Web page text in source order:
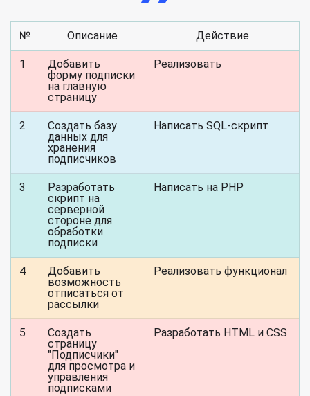
№ Описание Действие
1
Добавить
форму подписки
на главную
страницу
Реализовать
2
Создать базу
данных для
хранения
подписчиков
Написать SQL-скрипт
3
Разработать
скрипт на
серверной
стороне для
обработки
подписки
Написать на PHP
4
Добавить
возможность
отписаться от
рассылки
Реализовать функционал
5
Создать
страницу
"Подписчики"
для просмотра и
управления
подписками
Разработать HTML и CSS